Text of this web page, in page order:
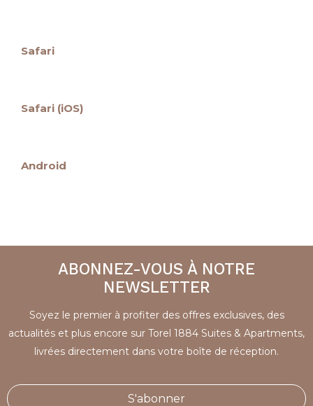
Safari
Safari (iOS)
Android
ABONNEZ-VOUS À NOTRE
NEWSLETTER
Soyez le premier à profiter des offres exclusives, des
actualités et plus encore sur Torel 1884 Suites & Apartments,
livrées directement dans votre boîte de réception.
S'abonner